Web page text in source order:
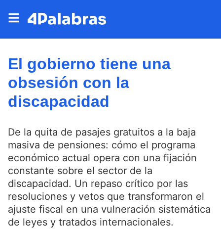
El gobierno tiene una
obsesión con la
discapacidad
De la quita de pasajes gratuitos a la baja
masiva de pensiones: cómo el programa
económico actual opera con una fijación
constante sobre el sector de la
discapacidad. Un repaso crítico por las
resoluciones y vetos que transformaron el
ajuste fiscal en una vulneración sistemática
de leyes y tratados internacionales.